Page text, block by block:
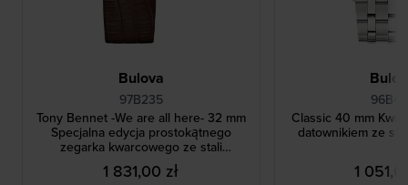
Bulova
97B235
Tony Bennet -We are all here- 32 mm
Specjalna edycja prostokątnego
zegarka kwarcowego ze stali
nierdzewnej w stylu vintage
1 831,00 zł
Classic 40 mm
datownikiem ze
1